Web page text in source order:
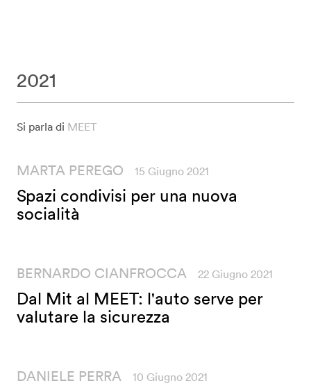
2021
Si parla di MEET
MARTA PEREGO 15 Giugno 2021
Spazi condivisi per una nuova
socialità
BERNARDO CIANFROCCA 22 Giugno 2021
Dal Mit al MEET: l'auto serve per
valutare la sicurezza
DANIELE PERRA 10 Giugno 2021